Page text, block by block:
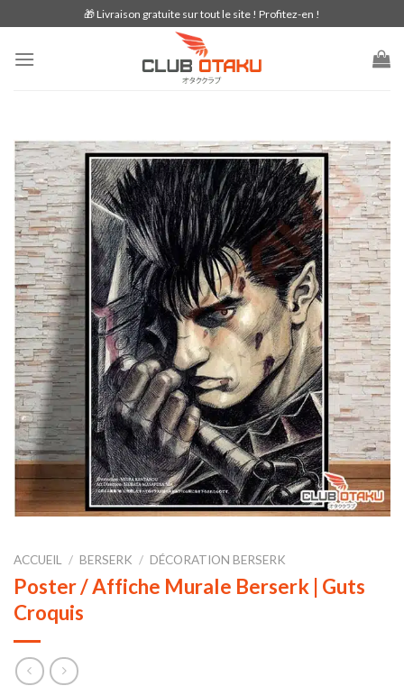
to
content
🎁 Livraison gratuite sur tout le site ! Profitez-en !
ACCUEIL / BERSERK / DÉCORATION BERSERK
Poster / Affiche Murale Berserk | Guts
Croquis